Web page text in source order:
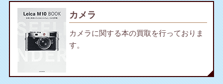
カメラ
カメラに関する本の買取を行っておりま
す。